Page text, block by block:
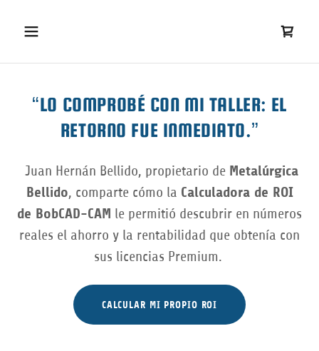
“LO COMPROBÉ CON MI TALLER: EL
RETORNO FUE INMEDIATO.”
Juan Hernán Bellido, propietario de Metalúrgica
Bellido, comparte cómo la Calculadora de ROI
de BobCAD-CAM le permitió descubrir en números
reales el ahorro y la rentabilidad que obtenía con
sus licencias Premium.
CALCULAR MI PROPIO ROI